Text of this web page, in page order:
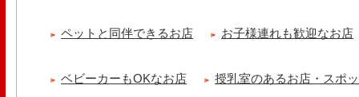
ペットと同伴できるお店 お子様連れも歓迎なお店
ベビーカーもOKなお店 授乳室のあるお店・スポ